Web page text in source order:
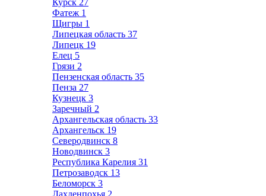
Курск 27
Фатеж 1
Щигры 1
Липецкая область 37
Липецк 19
Елец 5
Грязи 2
Пензенская область 35
Пенза 27
Кузнецк 3
Заречный 2
Архангельская область 33
Архангельск 19
Северодвинск 8
Новодвинск 3
Республика Карелия 31
Петрозаводск 13
Беломорск 3
Лахденпохья 2